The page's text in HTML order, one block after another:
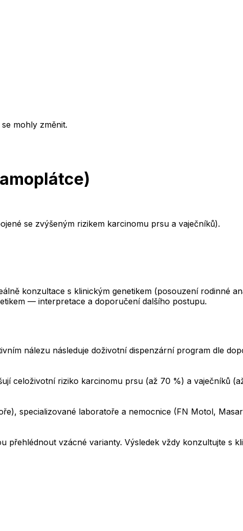
mohly změnit.
se zvýšeným rizikem karcinomu prsu a vaječníků).
konzultace s klinickým genetikem (posouzení rodinné
— interpretace a doporučení dalšího postupu.
nálezu následuje doživotní dispenzární program dle
celoživotní riziko karcinomu prsu (až 70 %) a vaječníků
specializované laboratoře a nemocnice (FN Motol,
přehlédnout vzácné varianty. Výsledek vždy konzultujte s